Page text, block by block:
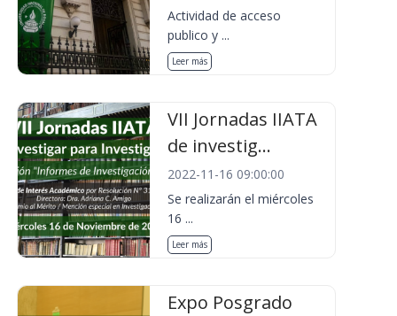
Actividad de acceso
publico y ...
Leer más
VII Jornadas IIATA
de investig...
2022-11-16 09:00:00
Se realizarán el miércoles
16 ...
Leer más
Expo Posgrado